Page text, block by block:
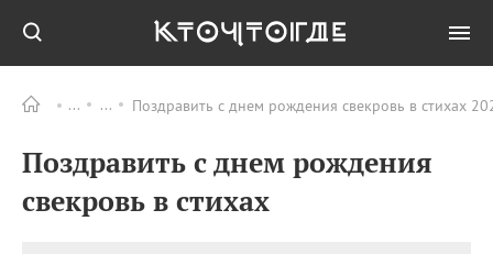
Поздравить с днем рождения свекровь в стихах
Поздравить с днем рождения
свекровь в стихах
ПРАЗДНИКИ Все
08.08 День «Счастье
случается» (Happiness